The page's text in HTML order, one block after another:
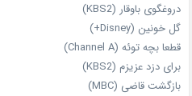
دروغگوی باوقار (KBS2)
گل خونین (Disney+)
قطعا بچه توئه (Channel A)
برای دزد عزیزم (KBS2)
بازگشت قاضی (MBC)